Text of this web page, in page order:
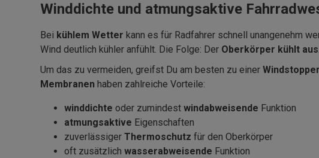
Winddichte und atmungsaktive
Bei kühlem Wetter kann es für Radfahrer schnell unangenehm
Wind deutlich kühler anfühlt. Die Folge: Der Oberkörper kühlt aus
Um das zu vermeiden, greifst Du am besten zu einer
Membranen haben zahlreiche Vorteile:
winddichte oder zumindest windabweisende Funktion
atmungsaktive Eigenschaften
zuverlässiger Thermoschutz für den Oberkörper
oft zusätzlich wasserabweisende Funktion